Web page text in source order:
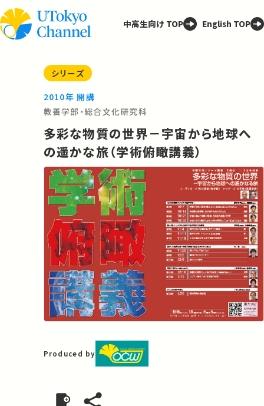
中高生向け TOP English TOP
シリーズ
2010年 開講
教養学部・総合文化研究科
多彩な物質の世界－宇宙から地球へ
の遥かな旅（学術俯瞰講義）
Produced by